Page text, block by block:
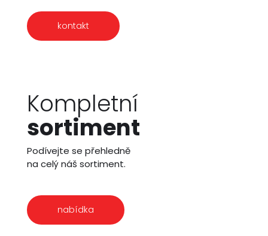
kontakt
Kompletní
sortiment
Podívejte se přehledně
na celý náš sortiment.
nabídka